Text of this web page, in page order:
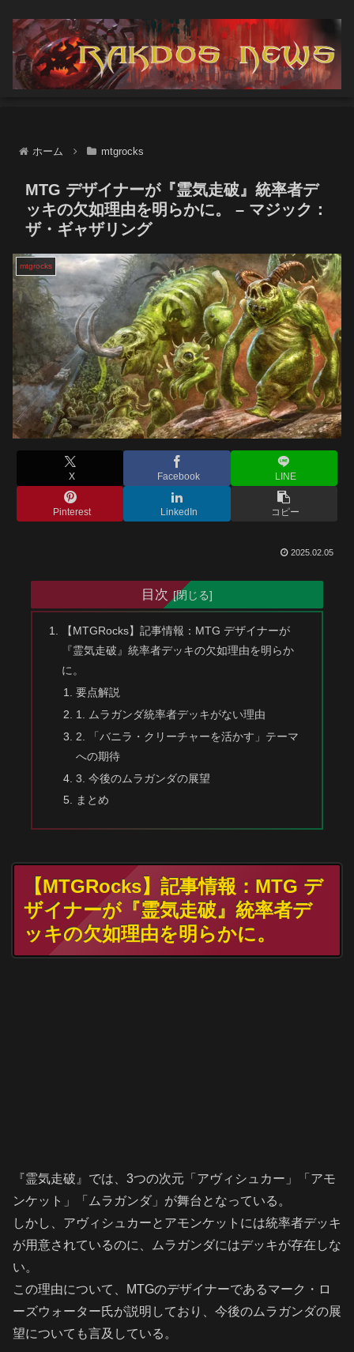
ホーム mtgrocks
MTG デザイナーが『霊気走破』統率者デ
ッキの欠如理由を明らかに。 – マジック：
ザ・ギャザリング
mtgrocks
X Facebook LINE
Pinterest LinkedIn コピー
2025.02.05
目次
【MTGRocks】記事情報：MTG デザイナーが
『霊気走破』統率者デッキの欠如理由を明らか
に。
要点解説
1. ムラガンダ統率者デッキがない理由
2. 「バニラ・クリーチャーを活かす」テーマ
への期待
3. 今後のムラガンダの展望
まとめ
【MTGRocks】記事情報：MTG デ
ザイナーが『霊気走破』統率者デ
ッキの欠如理由を明らかに。
『霊気走破』では、3つの次元「アヴィシュカー」「アモ
ンケット」「ムラガンダ」が舞台となっている。
しかし、アヴィシュカーとアモンケットには統率者デッキ
が用意されているのに、ムラガンダにはデッキが存在しな
い。
この理由について、MTGのデザイナーであるマーク・ロ
ーズウォーター氏が説明しており、今後のムラガンダの展
望についても言及している。